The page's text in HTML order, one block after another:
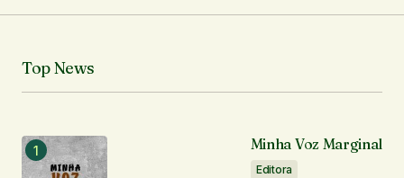
Notifique-me sobre novos comentários por e-mail.
Top News
Minha Voz Marginal
Editora